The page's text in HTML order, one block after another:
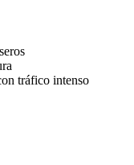
tráfico intenso